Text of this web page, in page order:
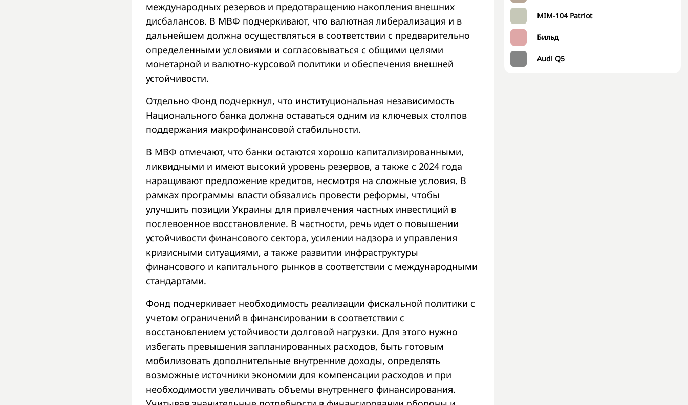
MIM-104 Patriot
Бильд
Audi Q5
международных резервов и предотвращению накопления внешних
дисбалансов. В МВФ подчеркивают, что валютная либерализация и в
дальнейшем должна осуществляться в соответствии с предварительно
определенными условиями и согласовываться с общими целями
монетарной и валютно-курсовой политики и обеспечения внешней
устойчивости.
Отдельно Фонд подчеркнул, что институциональная независимость
Национального банка должна оставаться одним из ключевых столпов
поддержания макрофинансовой стабильности.
В МВФ отмечают, что банки остаются хорошо капитализированными,
ликвидными и имеют высокий уровень резервов, а также с 2024 года
наращивают предложение кредитов, несмотря на сложные условия. В
рамках программы власти обязались провести реформы, чтобы
улучшить позиции Украины для привлечения частных инвестиций в
послевоенное восстановление. В частности, речь идет о повышении
устойчивости финансового сектора, усилении надзора и управления
кризисными ситуациями, а также развитии инфраструктуры
финансового и капитального рынков в соответствии с международными
стандартами.
Фонд подчеркивает необходимость реализации фискальной политики с
учетом ограничений в финансировании в соответствии с
восстановлением устойчивости долговой нагрузки. Для этого нужно
избегать превышения запланированных расходов, быть готовым
мобилизовать дополнительные внутренние доходы, определять
возможные источники экономии для компенсации расходов и при
необходимости увеличивать объемы внутреннего финансирования.